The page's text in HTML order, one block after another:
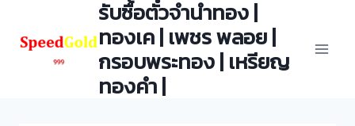
content
รับซื้อตั๋วจำนำทอง |
ทองเค | เพชร พลอย |
กรอบพระทอง | เหรียญ
ทองคำ |